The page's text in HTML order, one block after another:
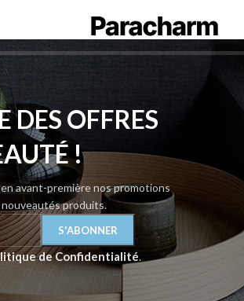
DES OFFRES
!
avant-première nos promotions
produits.
de Confidentialité.
Fora 6
6